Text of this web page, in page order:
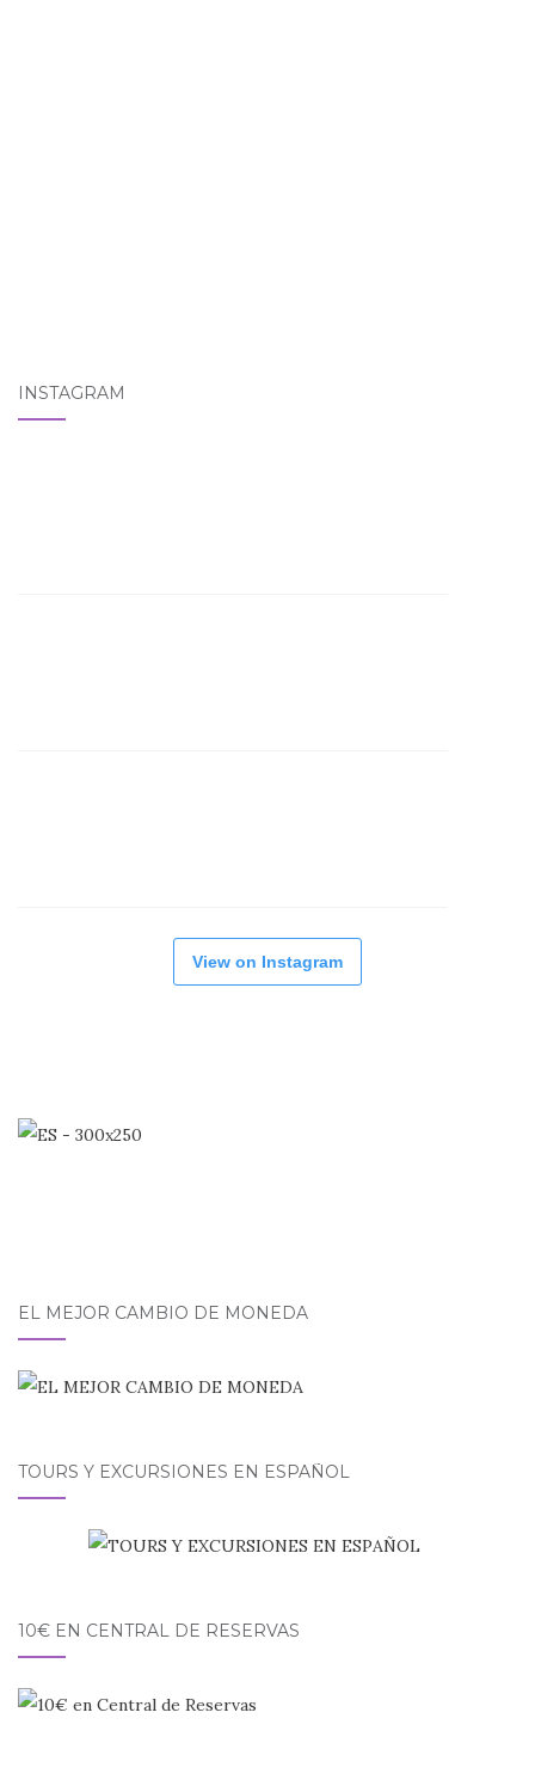
INSTAGRAM
View on Instagram
EL MEJOR CAMBIO DE MONEDA
TOURS Y EXCURSIONES EN ESPAÑOL
10€ EN CENTRAL DE RESERVAS